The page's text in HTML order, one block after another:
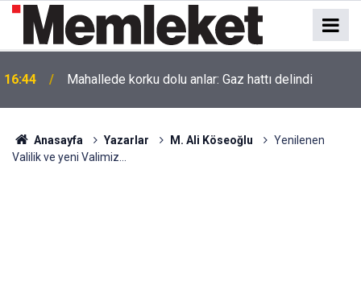
16:44 Mahallede korku dolu anlar: Gaz hattı delindi
Anasayfa Yazarlar M. Ali Köseoğlu
Yenilenen
Valilik ve yeni Valimiz…